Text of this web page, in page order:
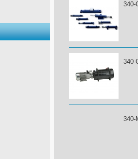
340-
340-
340-